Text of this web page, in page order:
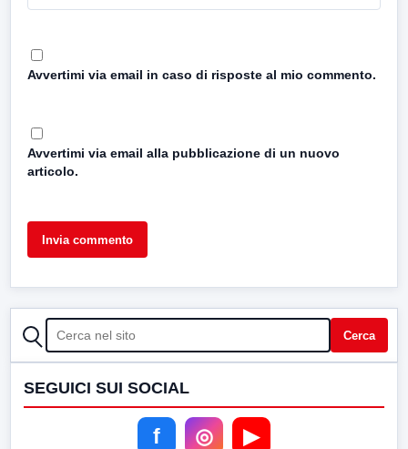
Avvertimi via email in caso di risposte al mio commento.
Avvertimi via email alla pubblicazione di un nuovo
articolo.
CERCA Cerca
SEGUICI SUI SOCIAL
f ◎ ▶